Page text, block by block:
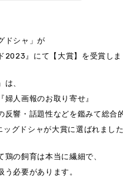
ドシャ」が
2023』にて【大賞】を受賞しま
、
人画報のお取り寄せ』
響・話題性などを鑑みて総合
グドシャが大賞に選ばれました
の飼育は本当に繊細で、
必要があります。